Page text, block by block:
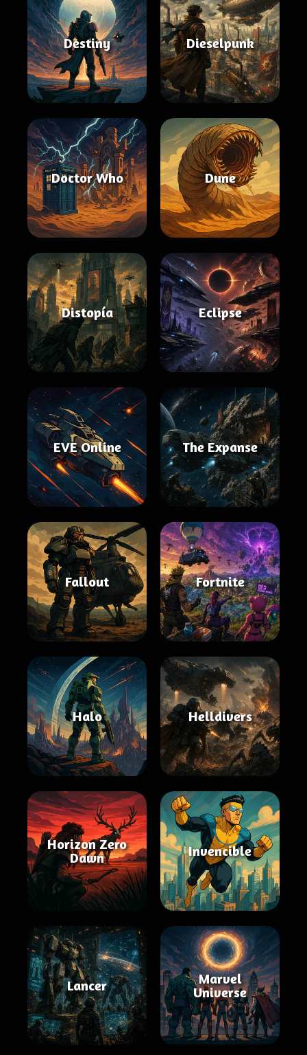
Destiny Dieselpunk
Doctor Who Dune
Distopía Eclipse
EVE Online The Expanse
Fallout Fortnite
Halo Helldivers
Horizon Zero
Dawn
Invencible
Lancer
Marvel
Universe